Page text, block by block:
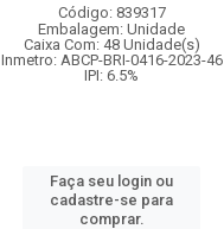
Código: 839317
Embalagem: Unidade
Caixa Com: 48 Unidade(s)
Inmetro: ABCP-BRI-0416-2023-46
IPI: 6.5%
Faça seu login ou
cadastre-se para
comprar.